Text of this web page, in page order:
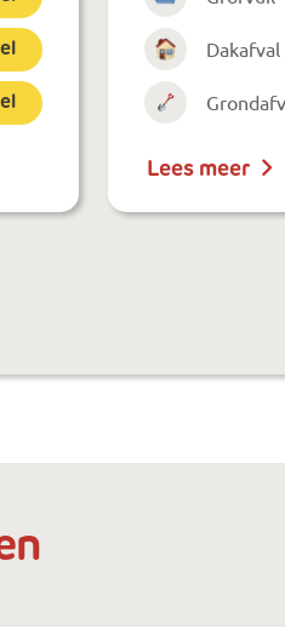
Dakafval
Lees meer